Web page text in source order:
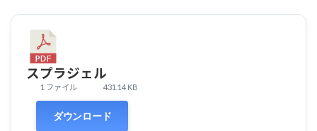
スプラジェル
1 ファイル 431.14 KB
ダウンロード